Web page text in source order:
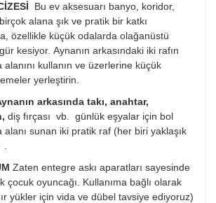
Bu ev aksesuarı banyo, koridor,
alana şık ve pratik bir katkı
özellikle küçük odalarda olağanüstü
kesiyor. Aynanın arkasındaki iki rafın
kullanın ve üzerlerine küçük
yerleştirin.
arkasında takı, anahtar,
diş fırçası vb. günlük eşyalar için bol
alanı sunan iki pratik raf (her biri yaklaşık
Zaten entegre askı aparatları sayesinde
çocuk oyuncağı. Kullanıma bağlı olarak
yükler için vida ve dübel tavsiye ediyoruz)